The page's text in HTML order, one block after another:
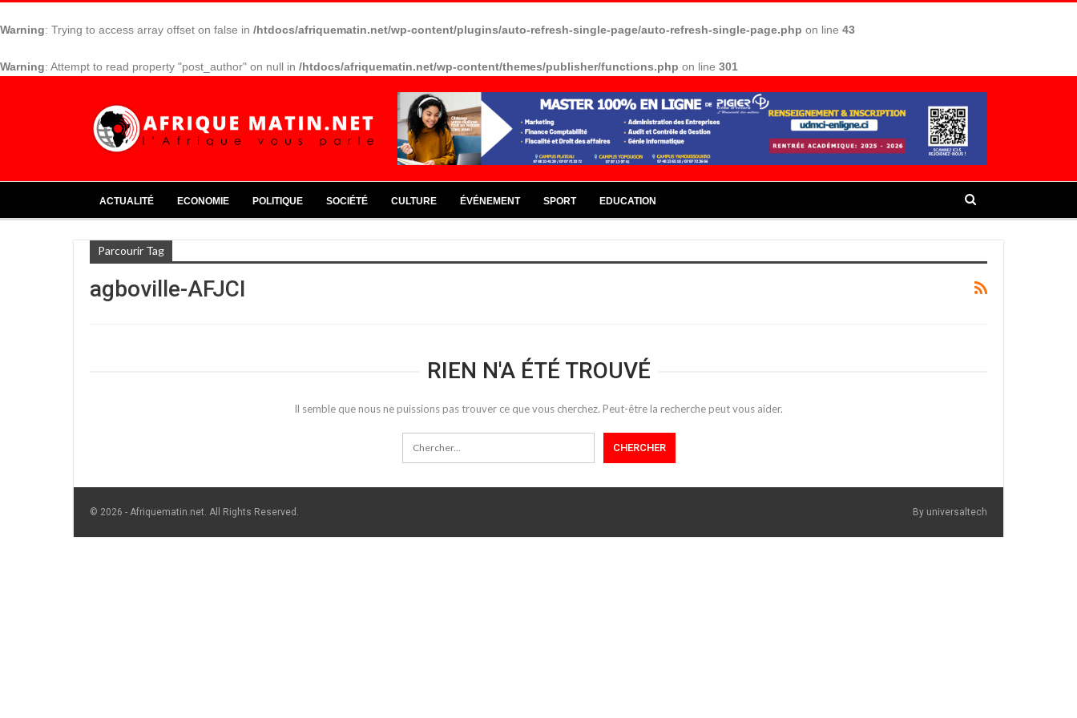
Warning: Trying to access array offset on false in /htdocs/afriquematin.net/wp-content/plugins/auto-refresh-single-page/auto-refresh-single-page.php on line 43
Warning: Attempt to read property "post_author" on null in /htdocs/afriquematin.net/wp-content/themes/publisher/functions.php on line 301
ACTUALITÉ ECONOMIE POLITIQUE SOCIÉTÉ CULTURE ÉVÉNEMENT SPORT EDUCATION
Parcourir Tag
agboville-AFJCI
RIEN N'A ÉTÉ TROUVÉ
Il semble que nous ne puissions pas trouver ce que vous cherchez. Peut-être la recherche peut vous aider.
© 2026 - Afriquematin.net. All Rights Reserved. By universaltech